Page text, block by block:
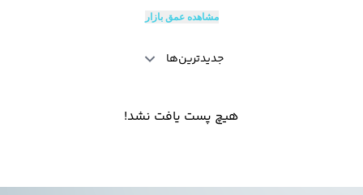
مشاهده عمق بازار
جدیدترین‌ها
هیچ پست یافت نشد!